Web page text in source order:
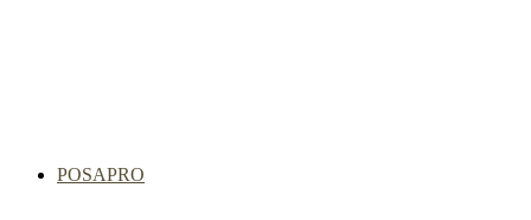
POSAPRO